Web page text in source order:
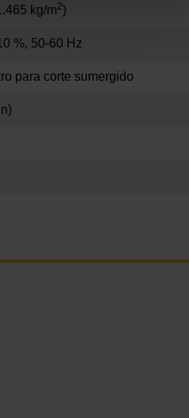
kg/m2)
%, 50-60 Hz
para corte sumergido